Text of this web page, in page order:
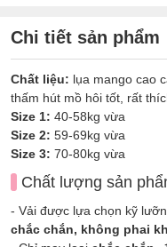
Chi tiết sản phẩm
Chất liệu: lụa mango cao
thấm hút mồ hôi tốt, rất
Size 1: 40-58kg vừa
Size 2: 59-69kg vừa
Size 3: 70-80kg vừa
Chất lượng sản
- Vải được lựa chọn kỹ
chắc chắn, không phai